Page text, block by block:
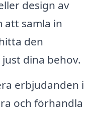
design av
att samla in
den
dina behov.
erbjudanden i
och förhandla